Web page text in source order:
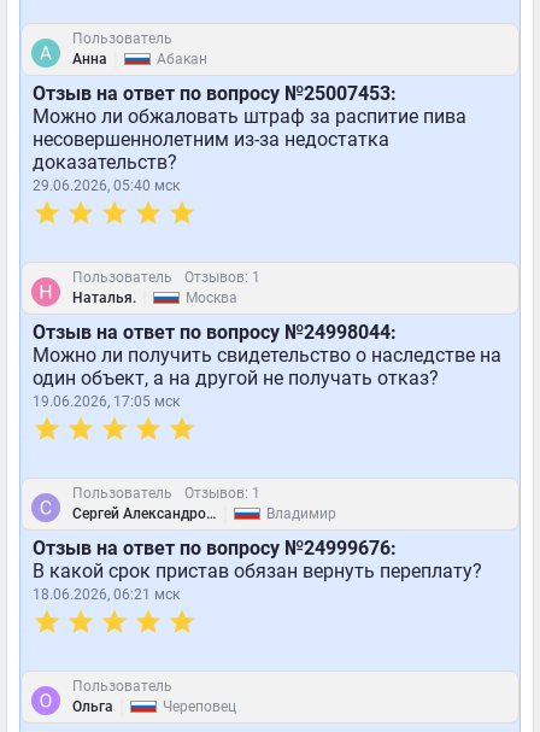
Пользователь
Анна
Абакан
Отзыв на ответ по вопросу №25007453:
Можно ли обжаловать штраф за распитие пива
несовершеннолетним из-за недостатка
доказательств?
29.06.2026, 05:40 мск
Пользователь
Отзывов: 1
Наталья.
Москва
Отзыв на ответ по вопросу №24998044:
Можно ли получить свидетельство о наследстве на
один объект, а на другой не получать отказ?
19.06.2026, 17:05 мск
Пользователь
Отзывов: 1
Сергей Александрович Соцков
Владимир
Отзыв на ответ по вопросу №24999676:
В какой срок пристав обязан вернуть переплату?
18.06.2026, 06:21 мск
Пользователь
Ольга
Череповец